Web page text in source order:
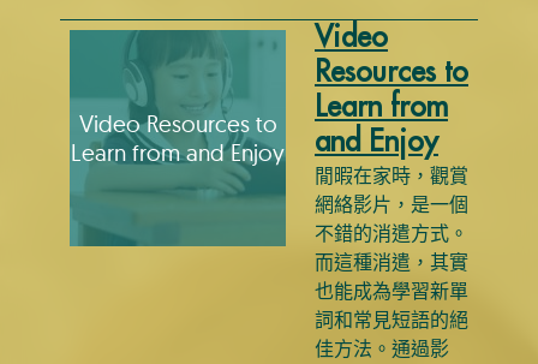
Video Resources to
Learn from and Enjoy
Video
Resources to
Learn from
and Enjoy
閒暇在家時，觀賞
網絡影片，是一個
不錯的消遣方式。
而這種消遣，其實
也能成為學習新單
詞和常見短語的絕
佳方法。通過影